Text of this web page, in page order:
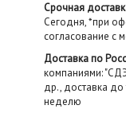
Срочная
Сегодня, *при
согласование с
Доставка по
компаниями:
др., доставка до
неделю